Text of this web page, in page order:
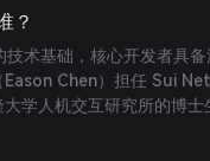
？
技术基础，核心开发者具
Eason Chen）担任 Sui
大学人机交互研究所的博
的核心贡献者。